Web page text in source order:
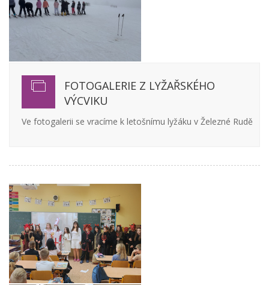
FOTOGALERIE Z LYŽAŘSKÉHO
VÝCVIKU
Ve fotogalerii se vracíme k letošnímu lyžáku v Železné Rudě